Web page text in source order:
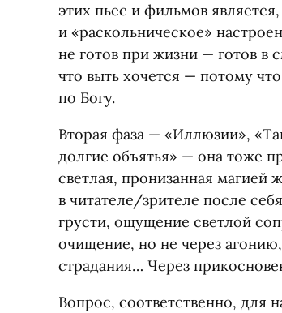
этих пьес и фильмов
и «раскольническое»
не готов при жизни — готов в
что выть хочется — потому
по Богу.
Вторая фаза — «Иллюзии»,
долгие объятья» — она тоже
светлая, пронизанная
в читателе/зрителе после
грусти, ощущение светлой
очищение, но не через
страдания… Через
Вопрос, соответственно, для